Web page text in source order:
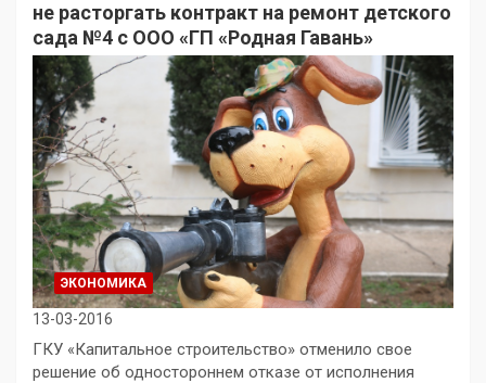
не расторгать контракт на ремонт детского
сада №4 с ООО «ГП «Родная Гавань»
ЭКОНОМИКА
13-03-2016
ГКУ «Капитальное строительство» отменило свое
решение об одностороннем отказе от исполнения